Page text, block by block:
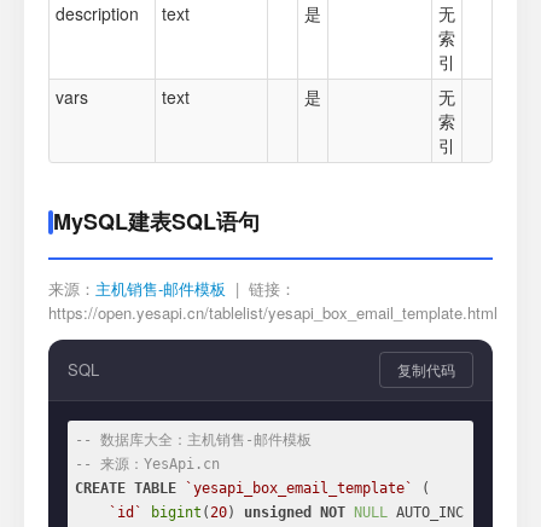
description
text 是
无
索
引
vars
text 是
无
索
引
MySQL建表SQL语句
来源： 主机销售-邮件模板 | 链接：
https://open.yesapi.cn/tablelist/yesapi_box_email_template.html
SQL 复制代码
-- 数据库大全：主机销售-邮件模板
-- 来源：YesApi.cn
CREATE TABLE `yesapi_box_email_template`
(
`id`
bigint (20) unsigned NOT NULL AUTO_INC